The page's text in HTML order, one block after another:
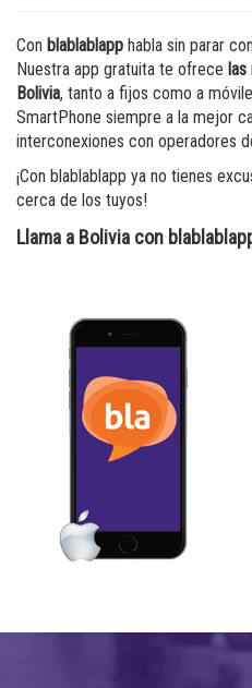
Con blablablapp habla sin parar
Nuestra app gratuita te ofrece
Bolivia, tanto a fijos como a
SmartPhone siempre a la mejor
interconexiones con operadores
¡Con blablablapp ya no tienes
cerca de los tuyos!
Llama a Bolivia con